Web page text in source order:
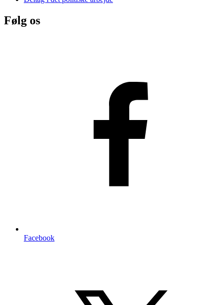
Følg os
Facebook